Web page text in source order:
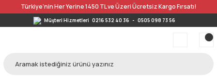
Türkiye’nin Her Yerine 1450 TL ve Üzeri Ücretsiz Kargo Fırsatı!
Müşteri Hizmetleri 0216 532 40 36 - 0505 098 73 56